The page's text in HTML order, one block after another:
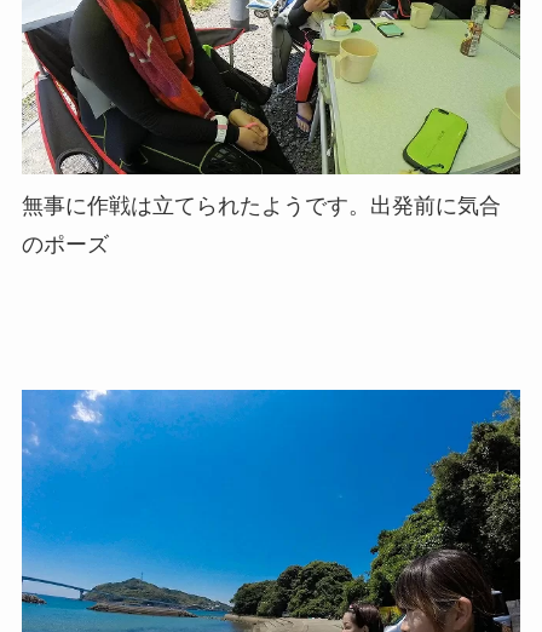
無事に作戦は立てられたようです。出発前に気合
のポーズ